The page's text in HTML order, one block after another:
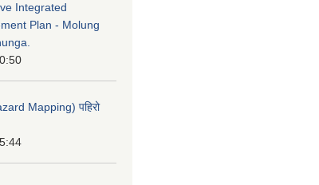
Integrated
Plan - Molung
Mapping) पहिरो